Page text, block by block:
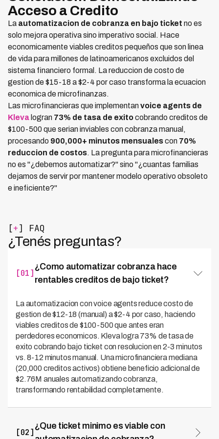
Acceso a Credito
La automatizacion de cobranza en bajo ticket no es
solo mejora operativa sino imperativo social. Hace
economicamente viables creditos pequeños que son linea
de vida para millones de latinoamericanos excluidos del
sistema financiero formal. La reduccion de costo de
gestion de $15-18 a $2-4 por caso transforma la ecuacion
economica de microfinanzas.
Las microfinancieras que implementanvoice agents de
Kleva logran 73% de tasa de exitocobrando creditos de
$100-500 que serian inviables con cobranza manual,
procesando 900,000+ minutos mensualescon 70%
reduccion de costos. La pregunta para microfinancieras
no es "¿debemos automatizar?" sino "¿cuantas familias
dejamos de servir por mantener modelo operativo obsoleto
e ineficiente?"
[+] FAQ
¿Tenés preguntas?
[01]
¿Como automatizar cobranza hace
rentables creditos de bajo ticket?
La automatizacion con voice agents reduce costo de
gestion de $12-18 (manual) a $2-4 por caso, haciendo
viables creditos de $100-500 que antes eran
perdedores economicos. Kleva logra 73% de tasa de
exito cobrando bajo ticket con resolucion en 2-3 minutos
vs. 8-12 minutos manual. Una microfinanciera mediana
(20,000 creditos activos) obtiene beneficio adicional de
$2.76M anuales automatizando cobranza,
transformando rentabilidad completamente.
[02]
¿Que ticket minimo es viable con